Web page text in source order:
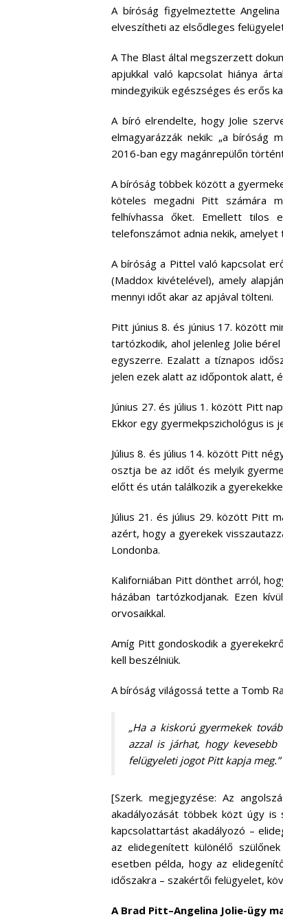
A bíróság figyelmeztette
elveszítheti az elsődleges
A The Blast által megszerzett
apjukkal való kapcsolat hiánya
mindegyikük egészséges és erős
A bíró elrendelte, hogy Jolie
elmagyarázzák nekik: „a bíróság
2016-ban egy magánrepülőn
A bíróság többek között a
köteles megadni Pitt számára
felhívhassa őket. Emellett tilos
telefonszámot adnia nekik, amelyet
A bíróság a Pittel való kapcsolat
(Maddox kivételével), amely
mennyi időt akar az apjával tölteni.
Pitt június 8. és június 17. között
tartózkodik, ahol jelenleg Jolie
egyszerre. Ezalatt a tíznapos
jelen ezek alatt az időpontok alatt,
Június 27. és július 1. között Pitt
Ekkor egy gyermekpszichológus is
Július 8. és július 14. között Pitt
osztja be az időt és melyik
előtt és után találkozik a
Július 21. és július 29. között Pitt
azért, hogy a gyerekek
Londonba.
Kaliforniában Pitt dönthet arról,
házában tartózkodjanak. Ezen
orvosaikkal.
Amíg Pitt gondoskodik a
kell beszélniük.
A bíróság világossá tette a Tomb
„Ha a kiskorú gyermekek
azzal is járhat, hogy
felügyeleti jogot Pitt kapja meg.”
[Szerk. megjegyzése: Az
akadályozását többek közt úgy is
kapcsolattartást akadályozó –
az elidegenített különélő
esetben példa, hogy az
időszakra – szakértői felügyelet,
A Brad Pitt–Angelina Jolie-ügy